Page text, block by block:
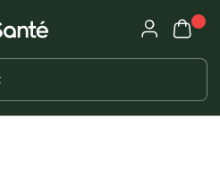
Ouvrir
Mon
Votre panier est vide